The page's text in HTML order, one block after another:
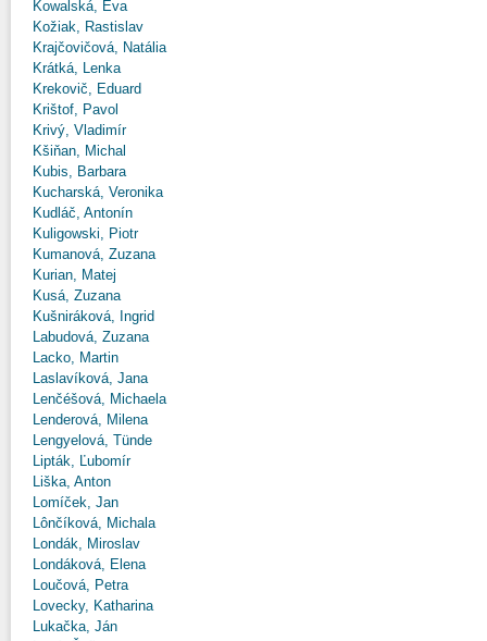
Kowalská, Eva
Kožiak, Rastislav
Krajčovičová, Natália
Krátká, Lenka
Krekovič, Eduard
Krištof, Pavol
Krivý, Vladimír
Kšiňan, Michal
Kubis, Barbara
Kucharská, Veronika
Kudláč, Antonín
Kuligowski, Piotr
Kumanová, Zuzana
Kurian, Matej
Kusá, Zuzana
Kušniráková, Ingrid
Labudová, Zuzana
Lacko, Martin
Laslavíková, Jana
Lenčéšová, Michaela
Lenderová, Milena
Lengyelová, Tünde
Lipták, Ľubomír
Liška, Anton
Lomíček, Jan
Lônčíková, Michala
Londák, Miroslav
Londáková, Elena
Loučová, Petra
Lovecky, Katharina
Lukačka, Ján